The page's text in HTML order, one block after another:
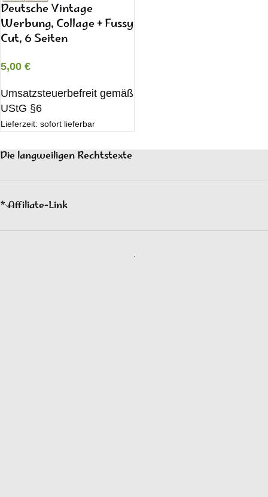
Deutsche Vintage
Werbung, Collage + Fussy
Cut, 6 Seiten
5,00 €
Umsatzsteuerbefreit gemäß
UStG §6
Lieferzeit: sofort lieferbar
Die langweiligen Rechtstexte
* Affiliate-Link
.